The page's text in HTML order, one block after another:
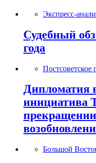
Экспресс-
Судебный
года
Постсоветское
Дипломатия
инициатива
Большой